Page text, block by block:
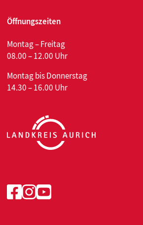
Öffnungszeiten
Montag – Freitag
08.00 – 12.00 Uhr
Montag bis Donnerstag
14.30 – 16.00 Uhr
Facebook
Instagram
Youtube